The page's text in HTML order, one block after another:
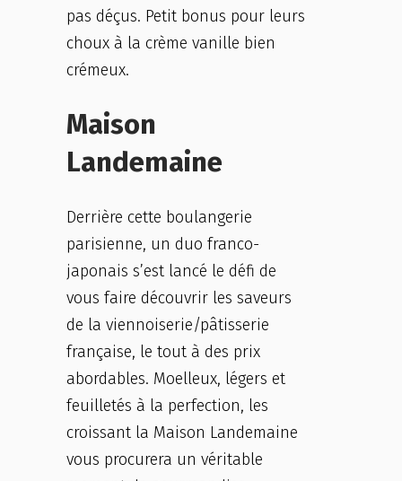
pas déçus. Petit bonus pour leurs
choux à la crème vanille bien
crémeux.
Maison
Landemaine
Derrière cette boulangerie
parisienne, un duo franco-
japonais s’est lancé le défi de
vous faire découvrir les saveurs
de la viennoiserie/pâtisserie
française, le tout à des prix
abordables. Moelleux, légers et
feuilletés à la perfection, les
croissant la Maison Landemaine
vous procurera un véritable